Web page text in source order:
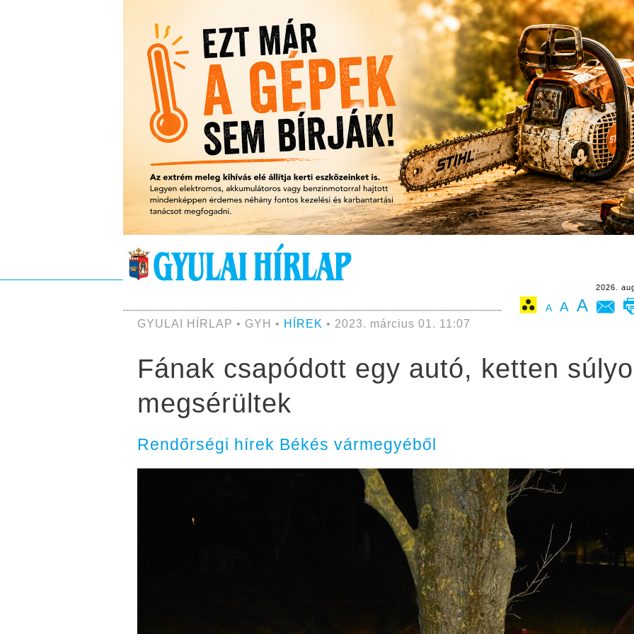
2026.
A A A
GYULAI HÍRLAP • GYH • HÍREK • 2023. március 01. 11:07
Fának csapódott egy autó, ketten
megsérültek
Rendőrségi hírek Békés vármegyéből